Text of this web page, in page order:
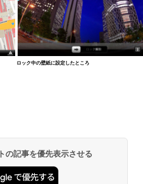
ロック中の壁紙に設定したところ
の記事を優先表示させる